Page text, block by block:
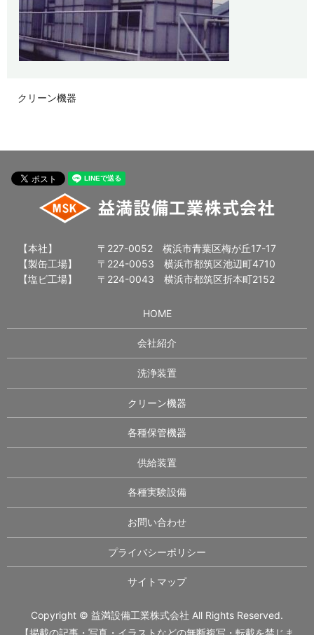
クリーン機器
【本社】
〒227-0052 横浜市青葉区梅が丘17-17
【製缶工場】
〒224-0053 横浜市都筑区池辺町4710
【塩ビ工場】
〒224-0043 横浜市都筑区折本町2152
HOME
会社紹介
洗浄装置
クリーン機器
各種保管機器
供給装置
各種実験設備
お問い合わせ
プライバシーポリシー
サイトマップ
Copyright © 益満設備工業株式会社 All Rights Reserved.
【掲載の記事・写真・イラストなどの無断複写・転載を禁じま